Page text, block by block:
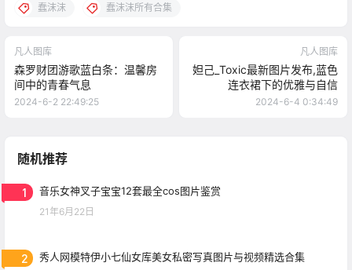
蠢沫沫 蠢沫沫所有合集
凡人图库
森罗财团游歌蓝白条：温馨房
间中的青春气息
2024-6-2 22:49:25
凡人图库
妲己_Toxic最新图片发布,蓝色
连衣裙下的优雅与自信
2024-6-4 0:34:49
随机推荐
1 音乐女神叉子宝宝12套最全cos图片鉴赏
21年6月22日
2 秀人网模特伊小七仙女库美女私密写真图片与视频精选合集